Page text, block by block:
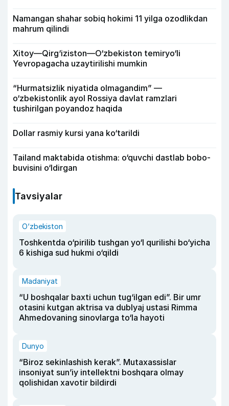
Namangan shahar sobiq hokimi 11 yilga ozodlikdan
mahrum qilindi
Xitoy—Qirg‘iziston—O‘zbekiston temiryo‘li
Yevropagacha uzaytirilishi mumkin
“Hurmatsizlik niyatida olmagandim” —
o‘zbekistonlik ayol Rossiya davlat ramzlari
tushirilgan poyandoz haqida
Dollar rasmiy kursi yana ko‘tarildi
Tailand maktabida otishma: o‘quvchi dastlab bobo-
buvisini o‘ldirgan
Tavsiyalar
O‘zbekiston
Toshkentda o‘pirilib tushgan yo‘l qurilishi bo‘yicha
6 kishiga sud hukmi o‘qildi
Madaniyat
“U boshqalar baxti uchun tug‘ilgan edi”. Bir umr
otasini kutgan aktrisa va dublyaj ustasi Rimma
Ahmedovaning sinovlarga to‘la hayoti
Dunyo
“Biroz sekinlashish kerak”. Mutaxassislar
insoniyat sun’iy intellektni boshqara olmay
qolishidan xavotir bildirdi